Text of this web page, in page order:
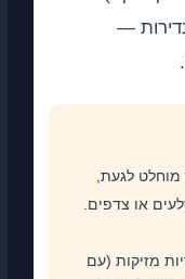
—
לגעת,
או צדפים.
מזיקות (עם